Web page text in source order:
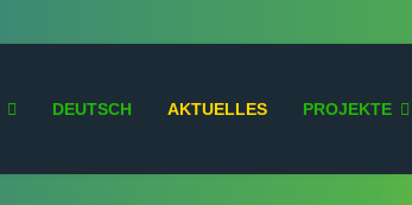
DEUTSCH AKTUELLES PROJEKTE